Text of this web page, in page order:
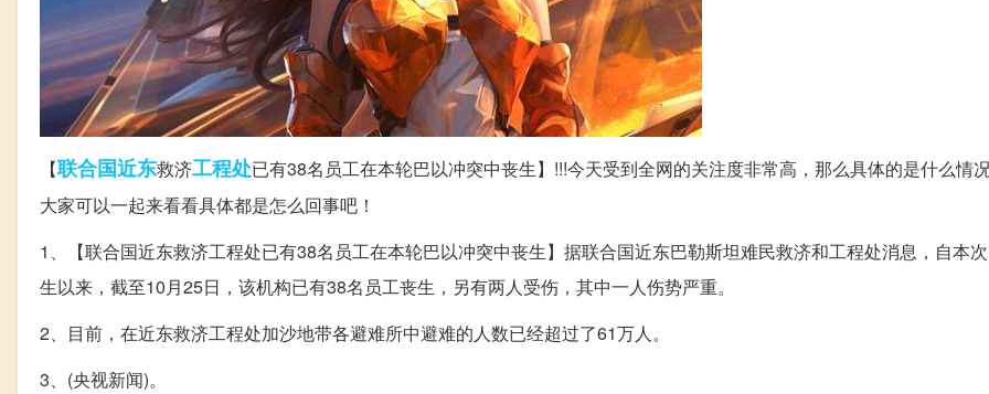
【联合国近东救济工程处已有38名员工在本轮巴以冲突中丧生】!!!今天受到全网的关注度非常高，那么具体的是什么情
大家可以一起来看看具体都是怎么回事吧！
1、【联合国近东救济工程处已有38名员工在本轮巴以冲突中丧生】据联合国近东巴勒斯坦难民救济和工程处消息，自本
生以来，截至10月25日，该机构已有38名员工丧生，另有两人受伤，其中一人伤势严重。
2、目前，在近东救济工程处加沙地带各避难所中避难的人数已经超过了61万人。
3、(央视新闻)。